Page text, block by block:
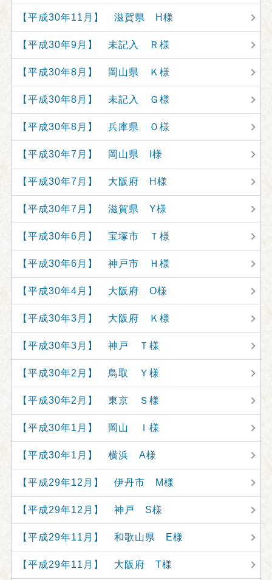
【平成30年11月】 滋賀県 H様
【平成30年9月】 未記入 Ｒ様
【平成30年8月】 岡山県 Ｋ様
【平成30年8月】 未記入 Ｇ様
【平成30年8月】 兵庫県 Ｏ様
【平成30年7月】 岡山県 I様
【平成30年7月】 大阪府 H様
【平成30年7月】 滋賀県 Y様
【平成30年6月】 宝塚市 Ｔ様
【平成30年6月】 神戸市 Ｈ様
【平成30年4月】 大阪府 O様
【平成30年3月】 大阪府 Ｋ様
【平成30年3月】 神戸 Ｔ様
【平成30年2月】 鳥取 Ｙ様
【平成30年2月】 東京 Ｓ様
【平成30年1月】 岡山 Ｉ様
【平成30年1月】 横浜 A様
【平成29年12月】 伊丹市 M様
【平成29年12月】 神戸 S様
【平成29年11月】 和歌山県 E様
【平成29年11月】 大阪府 T様